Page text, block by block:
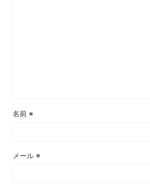
名前 ※
メール ※